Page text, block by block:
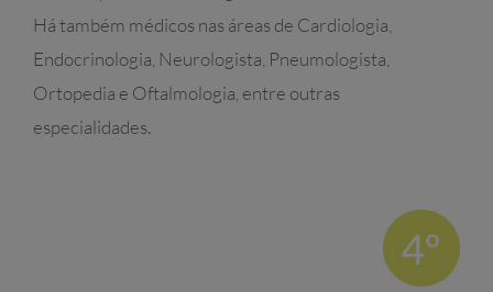
Há também médicos nas áreas de Cardiologia,
Endocrinologia, Neurologista, Pneumologista,
Ortopedia e Oftalmologia, entre outras
especialidades.